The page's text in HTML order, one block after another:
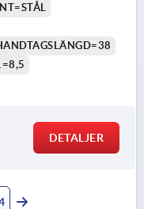
DETALJER